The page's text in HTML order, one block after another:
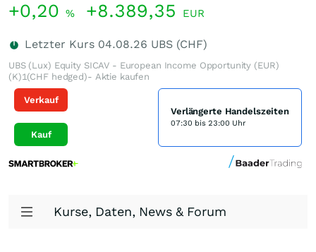
+0,20 % +8.389,35 EUR
Letzter Kurs 04.08.26 UBS (CHF)
UBS (Lux) Equity SICAV - European Income Opportunity (EUR)
(K)1(CHF hedged)- Aktie kaufen
Verkauf
Kauf
Verlängerte Handelszeiten
07:30 bis 23:00 Uhr
Kurse, Daten, News & Forum